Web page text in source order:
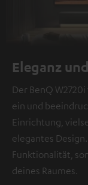
Eleganz
Der BenQ
ein und
Einrichtung,
elegantes
Funktionalität,
deines Raumes.